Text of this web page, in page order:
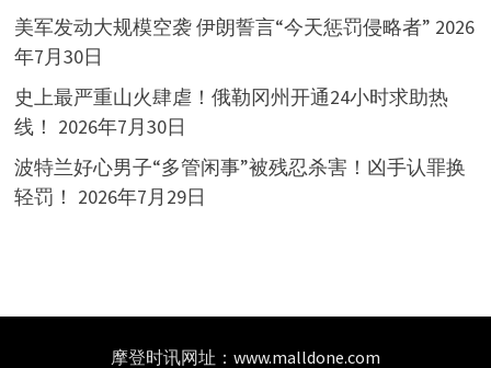
美军发动大规模空袭 伊朗誓言“今天惩罚侵略者” 2026
年7月30日
史上最严重山火肆虐！俄勒冈州开通24小时求助热
线！ 2026年7月30日
波特兰好心男子“多管闲事”被残忍杀害！凶手认罪换
轻罚！ 2026年7月29日
摩登时讯网址： www.malldone.com